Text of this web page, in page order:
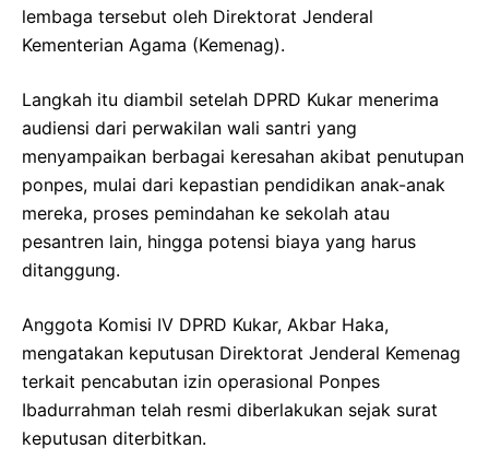
lembaga tersebut oleh Direktorat Jenderal
Kementerian Agama (Kemenag).
Langkah itu diambil setelah DPRD Kukar menerima
audiensi dari perwakilan wali santri yang
menyampaikan berbagai keresahan akibat penutupan
ponpes, mulai dari kepastian pendidikan anak-anak
mereka, proses pemindahan ke sekolah atau
pesantren lain, hingga potensi biaya yang harus
ditanggung.
Anggota Komisi IV DPRD Kukar, Akbar Haka,
mengatakan keputusan Direktorat Jenderal Kemenag
terkait pencabutan izin operasional Ponpes
Ibadurrahman telah resmi diberlakukan sejak surat
keputusan diterbitkan.